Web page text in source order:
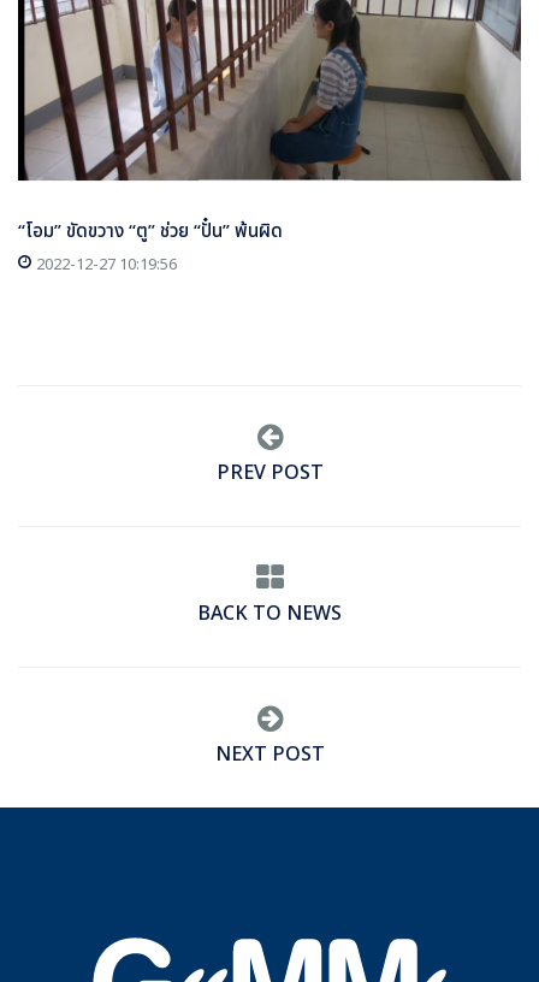
“โอม” ขัดขวาง “ตู” ช่วย “ปั๋น” พ้นผิด
2022-12-27 10:19:56
PREV POST
BACK TO NEWS
NEXT POST